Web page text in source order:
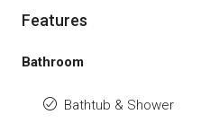
Features
Bathroom
Bathtub & Shower